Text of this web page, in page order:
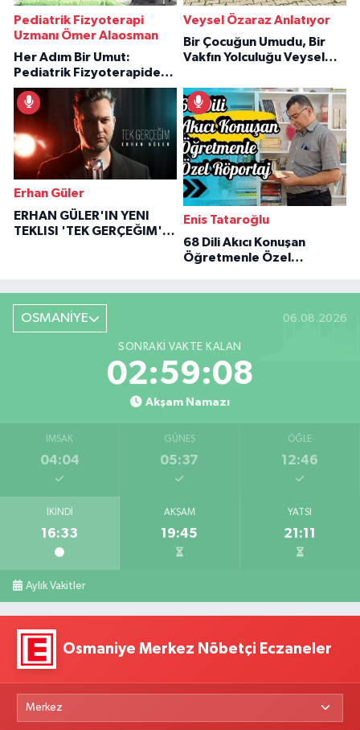
Pediatrik Fizyoterapi
Uzmanı Ömer Alaosman
Her Adım Bir Umut:
Pediatrik Fizyoterapiden
İlham Veren Hikâyeler
Veysel Özaraz Anlatıyor
Bir Çocuğun Umudu, Bir
Vakfın Yolculuğu Veysel
Erhan Güler
ERHAN GÜLER'IN YENI
TEKLISI 'TEK GERÇEĞIM'LE
Enis Tataroğlu
68 Dili Akıcı Konuşan
Öğretmenle Özel
OSMANİYE 06.08.2026
SONRAKI VAKTE KALAN
02:59:07
Akşam Namazı
İMSAK
04:04
GÜNEŞ
05:37
ÖĞLE
12:46
İKINDI
16:33
AKŞAM
19:45
YATSI
21:11
Aylık Vakitler
Osmaniye Merkez Nöbetçi Eczaneler